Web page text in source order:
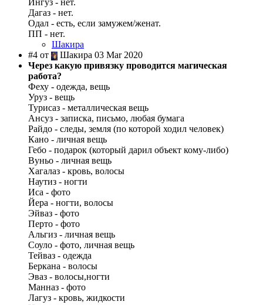
Ингуз - нет.
Дагаз - нет.
Одал - есть, если замужем/женат.
ПП - нет.
Шакира
#4 от
Шакира 03 Mar 2020
Через какую привязку проводится магическая
работа?
Феху - одежда, вещь
Уруз - вещь
Турисаз - металлическая вещь
Ансуз - записка, письмо, любая бумага
Райдо - следы, земля (по которой ходил человек)
Кано - личная вещь
Гебо - подарок (который дарил объект кому-либо)
Вуньо - личная вещь
Хагалаз - кровь, волосы
Наутиз - ногти
Иса - фото
Йера - ногти, волосы
Эйваз - фото
Перто - фото
Альгиз - личная вещь
Соуло - фото, личная вещь
Тейваз - одежда
Беркана - волосы
Эваз - волосы,ногти
Манназ - фото
Лагуз - кровь, жидкости